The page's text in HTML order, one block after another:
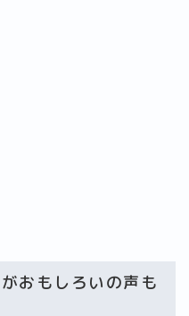
おもしろいの声も